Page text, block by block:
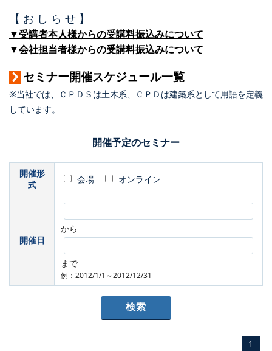
【 お し ら せ 】
▼受講者本人様からの受講料振込みについて
▼会社担当者様からの受講料振込みについて
セミナー開催スケジュール一覧
※当社では、ＣＰＤＳは土木系、ＣＰＤは建築系として用語を定義
しています。
開催予定のセミナー
開催形
式
会場 オンライン
開催日
から
まで
例：2012/1/1～2012/12/31
1